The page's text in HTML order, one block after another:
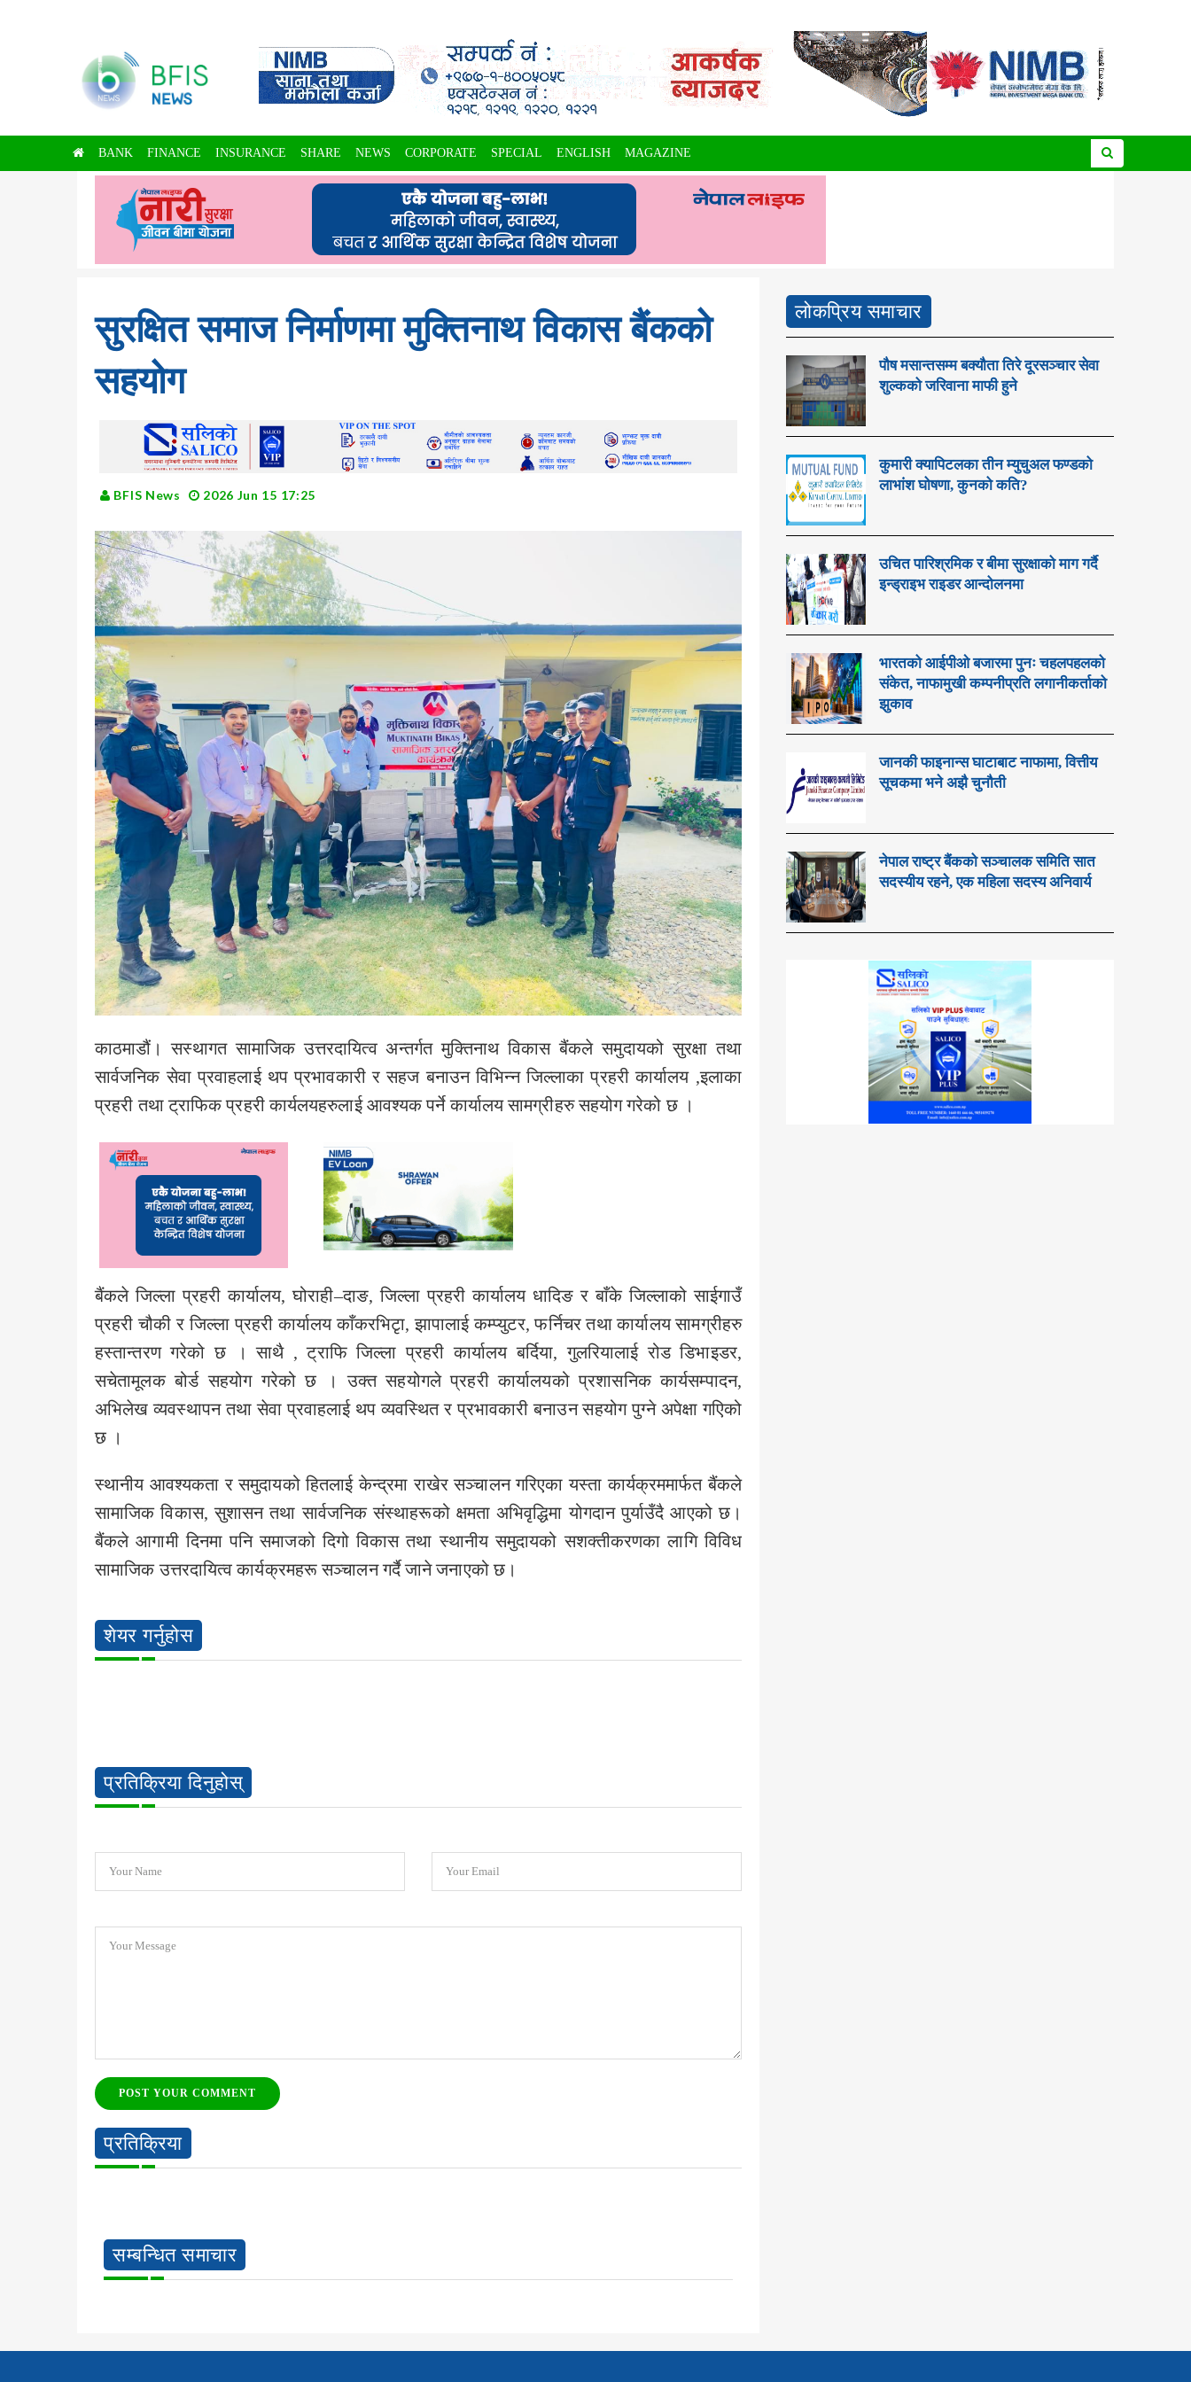
BANK FINANCE INSURANCE SHARE NEWS CORPORATE SPECIAL ENGLISH MAGAZINE
सुरक्षित समाज निर्माणमा मुक्तिनाथ विकास बैंकको
सहयोग
BFIS News 2026 Jun 15 17:25
काठमाडौं। सस्थागत सामाजिक उत्तरदायित्व अन्तर्गत मुक्तिनाथ विकास बैंकले समुदायको सुरक्षा तथा
सार्वजनिक सेवा प्रवाहलाई थप प्रभावकारी र सहज बनाउन विभिन्न जिल्लाका प्रहरी कार्यालय ,इलाका
प्रहरी तथा ट्राफिक प्रहरी कार्यलयहरुलाई आवश्यक पर्ने कार्यालय सामग्रीहरु सहयोग गरेको छ ।
बैंकले जिल्ला प्रहरी कार्यालय, घोराही–दाङ, जिल्ला प्रहरी कार्यालय धादिङ र बाँके जिल्लाको साईगाउँ
प्रहरी चौकी र जिल्ला प्रहरी कार्यालय काँकरभिटृा, झापालाई कम्प्युटर, फर्निचर तथा कार्यालय सामग्रीहरु
हस्तान्तरण गरेको छ । साथै , ट्राफि जिल्ला प्रहरी कार्यालय बर्दिया, गुलरियालाई रोड डिभाइडर,
सचेतामूलक बोर्ड सहयोग गरेको छ । उक्त सहयोगले प्रहरी कार्यालयको प्रशासनिक कार्यसम्पादन,
अभिलेख व्यवस्थापन तथा सेवा प्रवाहलाई थप व्यवस्थित र प्रभावकारी बनाउन सहयोग पुग्ने अपेक्षा गएिको
छ ।
स्थानीय आवश्यकता र समुदायको हितलाई केन्द्रमा राखेर सञ्चालन गरिएका यस्ता कार्यक्रममार्फत बैंकले
सामाजिक विकास, सुशासन तथा सार्वजनिक संस्थाहरूको क्षमता अभिवृद्धिमा योगदान पुर्याउँदै आएको छ।
बैंकले आगामी दिनमा पनि समाजको दिगो विकास तथा स्थानीय समुदायको सशक्तीकरणका लागि विविध
सामाजिक उत्तरदायित्व कार्यक्रमहरू सञ्चालन गर्दै जाने जनाएको छ।
शेयर गर्नुहोस
प्रतिक्रिया दिनुहोस्
Your Name Your Email
Your Message
POST YOUR COMMENT
प्रतिक्रिया
सम्बन्धित समाचार
लोकप्रिय समाचार
पौष मसान्तसम्म बक्यौता तिरे दूरसञ्चार सेवा
शुल्कको जरिवाना माफी हुने
कुमारी क्यापिटलका तीन म्युचुअल फण्डको
लाभांश घोषणा, कुनको कति?
उचित पारिश्रमिक र बीमा सुरक्षाको माग गर्दै
इन्ड्राइभ राइडर आन्दोलनमा
भारतको आईपीओ बजारमा पुनः चहलपहलको
संकेत, नाफामुखी कम्पनीप्रति लगानीकर्ताको
झुकाव
जानकी फाइनान्स घाटाबाट नाफामा, वित्तीय
सूचकमा भने अझै चुनौती
नेपाल राष्ट्र बैंकको सञ्चालक समिति सात
सदस्यीय रहने, एक महिला सदस्य अनिवार्य